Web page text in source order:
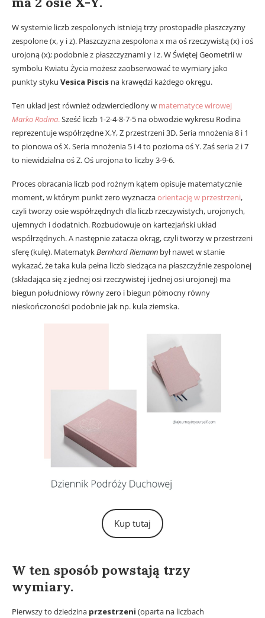
W systemie liczb zespolonych istnieją trzy prostopadłe płaszczyzny
zespolone (x, y i z). Płaszczyzna zespolona x ma oś rzeczywistą (x) i oś
urojoną (x); podobnie z płaszczyznami y i z. W Świętej Geometrii w
symbolu Kwiatu Życia możesz zaobserwować te wymiary jako
punkty styku Vesica Piscis na krawędzi każdego okręgu.
Ten układ jest również odzwierciedlony w matematyce wirowej
Marko Rodina.Sześć liczb 1-2-4-8-7-5 na obwodzie wykresu Rodina
reprezentuje współrzędne X,Y, Z przestrzeni 3D. Seria mnożenia 8 i 1
to pionowa oś X. Seria mnożenia 5 i 4 to pozioma oś Y. Zaś seria 2 i 7
to niewidzialna oś Z. Oś urojona to liczby 3-9-6.
Proces obracania liczb pod rożnym kątem opisuje matematycznie
moment, w którym punkt zero wyznaczaorientację w przestrzeni,
czyli tworzy osie współrzędnych dla liczb rzeczywistych, urojonych,
ujemnych i dodatnich. Rozbudowuje on kartezjański układ
współrzędnych. A następnie zatacza okrąg, czyli tworzy w przestrzeni
sferę (kulę). MatematykBernhard Riemann był nawet w stanie
wykazać, że taka kula pełna liczb siedząca na płaszczyźnie zespolonej
(składająca się z jednej osi rzeczywistej i jednej osi urojonej) ma
biegun południowy równy zero i biegun północny równy
nieskończoności podobnie jak np. kula ziemska.
Kup tutaj
W ten sposób powstają trzy
wymiary.
Pierwszy to dziedzina przestrzeni (oparta na liczbach